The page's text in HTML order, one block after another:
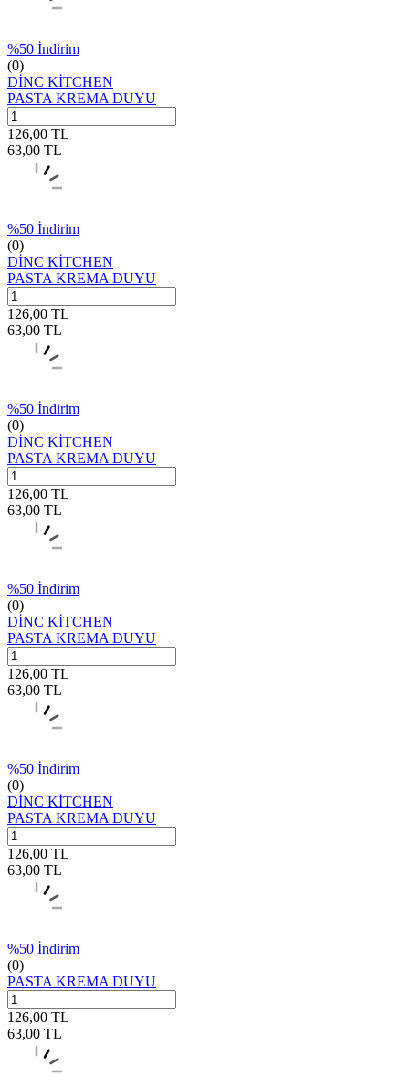
%50 İndirim
(0)
DİNC KİTCHEN
PASTA KREMA DUYU
126,00 TL
63,00 TL
%50 İndirim
(0)
DİNC KİTCHEN
PASTA KREMA DUYU
126,00 TL
63,00 TL
%50 İndirim
(0)
DİNC KİTCHEN
PASTA KREMA DUYU
126,00 TL
63,00 TL
%50 İndirim
(0)
DİNC KİTCHEN
PASTA KREMA DUYU
126,00 TL
63,00 TL
%50 İndirim
(0)
DİNC KİTCHEN
PASTA KREMA DUYU
126,00 TL
63,00 TL
%50 İndirim
(0)
PASTA KREMA DUYU
126,00 TL
63,00 TL